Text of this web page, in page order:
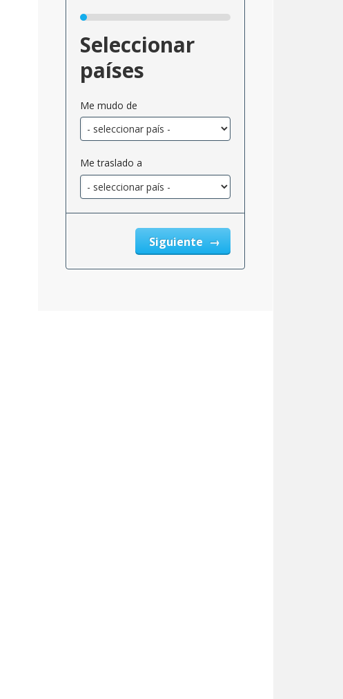
Seleccionar
países
Me mudo de
Me traslado a
Siguiente